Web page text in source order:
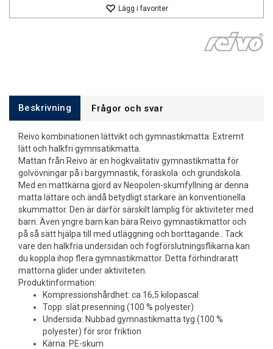
Lägg i favoriter
Beskrivning Frågor och svar
Reivo kombinationen lättvikt och gymnastikmatta: Extremt
lätt och halkfri gymnsatikmatta.
Mattan från Reivo är en högkvalitativ gymnastikmatta för
golvövningar på i bargymnastik, föraskola och grundskola.
Med en mattkärna gjord av Neopolen-skumfyllning är denna
matta lättare och ändå betydligt starkare än konventionella
skummattor. Den är därför särskilt lämplig för aktiviteter med
barn. Även yngre barn kan bära Reivo gymnastikmattor och
på så sätt hjälpa till med utläggning och borttagande.. Tack
vare den halkfria undersidan och fogförslutningsflikarna kan
du koppla ihop flera gymnastikmattor. Detta förhindraratt
mattorna glider under aktiviteten.
Produktinformation:
Kompressionshårdhet: ca 16,5 kilopascal
Topp: slät presenning (100 % polyester)
Undersida: Nubbad gymnastikmatta tyg (100 %
polyester) för sror friktion
Kärna: PE-skum